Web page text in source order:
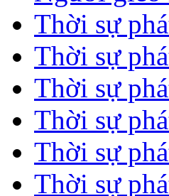
Thời sự
Thời sự
Thời sự
Thời sự
Thời sự
Thời sự